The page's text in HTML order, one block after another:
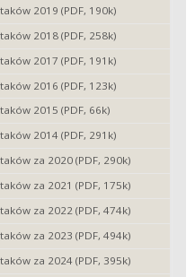
2019 (PDF, 190k)
2018 (PDF, 258k)
2017 (PDF, 191k)
2016 (PDF, 123k)
2015 (PDF, 66k)
2014 (PDF, 291k)
za 2020 (PDF, 290k)
za 2021 (PDF, 175k)
za 2022 (PDF, 474k)
za 2023 (PDF, 494k)
za 2024 (PDF, 395k)